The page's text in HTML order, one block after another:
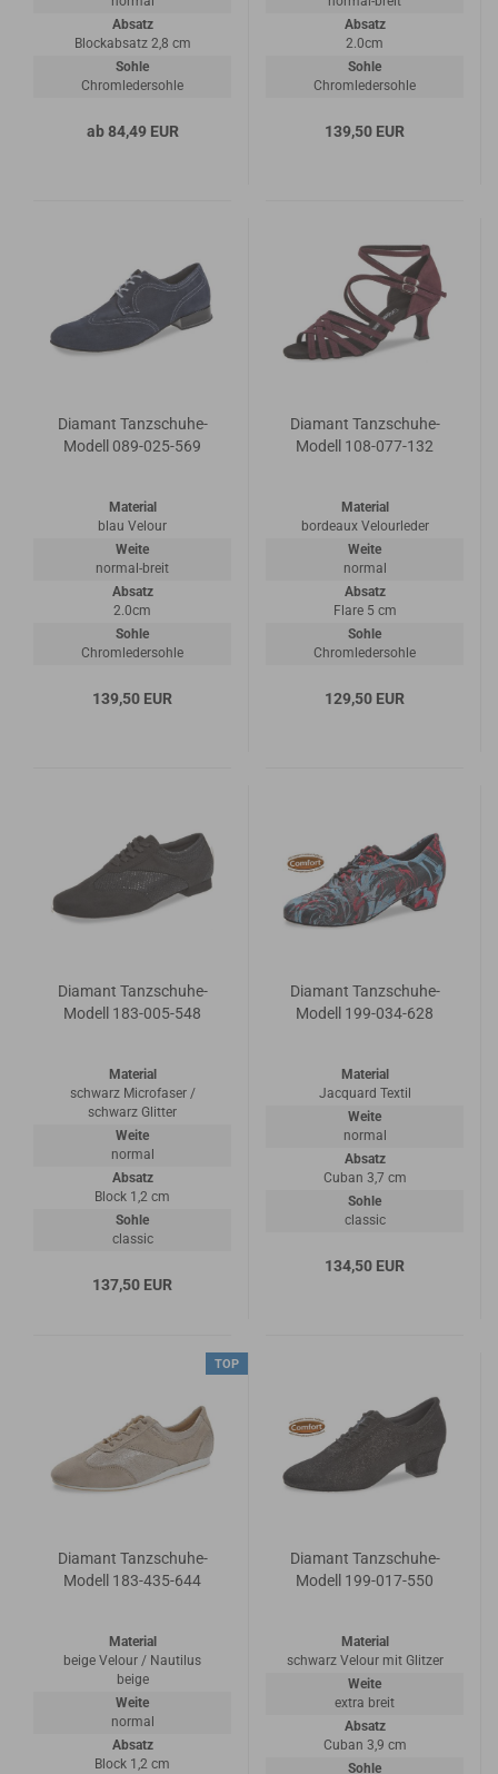
Absatz
Blockabsatz 2,8 cm
Sohle
Chromledersohle
ab 84,49 EUR
Absatz
2.0cm
Sohle
Chromledersohle
139,50 EUR
Diamant Tanzschuhe-
Modell 089-025-569
Material
blau Velour
Weite
normal-breit
Absatz
2.0cm
Sohle
Chromledersohle
139,50 EUR
Diamant Tanzschuhe-
Modell 108-077-132
Material
bordeaux Velourleder
Weite
normal
Absatz
Flare 5 cm
Sohle
Chromledersohle
129,50 EUR
Diamant Tanzschuhe-
Modell 183-005-548
Material
schwarz Microfaser /
schwarz Glitter
Weite
normal
Absatz
Block 1,2 cm
Sohle
classic
137,50 EUR
Diamant Tanzschuhe-
Modell 199-034-628
Material
Jacquard Textil
Weite
normal
Absatz
Cuban 3,7 cm
Sohle
classic
134,50 EUR
TOP
Diamant Tanzschuhe-
Modell 183-435-644
Material
beige Velour / Nautilus
beige
Weite
normal
Absatz
Block 1,2 cm
Diamant Tanzschuhe-
Modell 199-017-550
Material
schwarz Velour mit Glitzer
Weite
extra breit
Absatz
Cuban 3,9 cm
Sohle